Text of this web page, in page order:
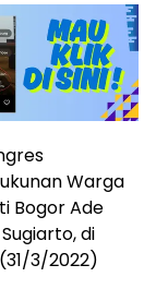
Warga
Bogor Ade
di
3/2022)